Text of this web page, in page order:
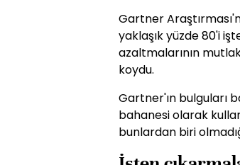
Gartner
yaklaşık yüzde 80'i
azaltmalarının
koydu.
Gartner'ın bulguları
bahanesi olarak
bunlardan biri